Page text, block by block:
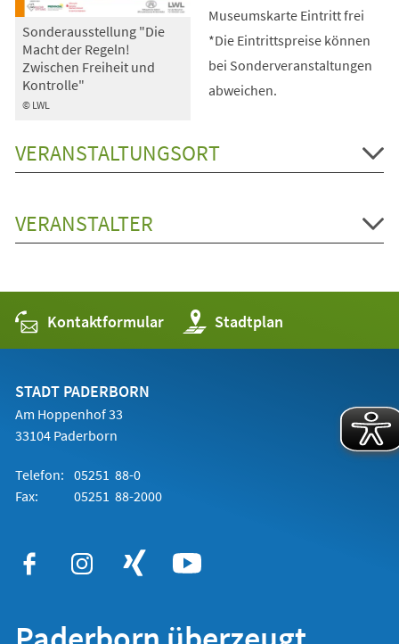
© LWL
Sonderausstellung "Die
Macht der Regeln!
Zwischen Freiheit und
Kontrolle"
Museumskarte Eintritt frei
*Die Eintrittspreise können
bei Sonderveranstaltungen
abweichen.
VERANSTALTUNGSORT
VERANSTALTER
Kontaktformular Stadtplan
(Öffnet
in
einem
STADT PADERBORN
Am Hoppenhof 33
33104 Paderborn
Telefon: 05251 88-0
Fax:
05251 88-2000